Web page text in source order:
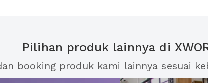
Pilihan produk lainnya di
booking produk kami lainnya sesuai